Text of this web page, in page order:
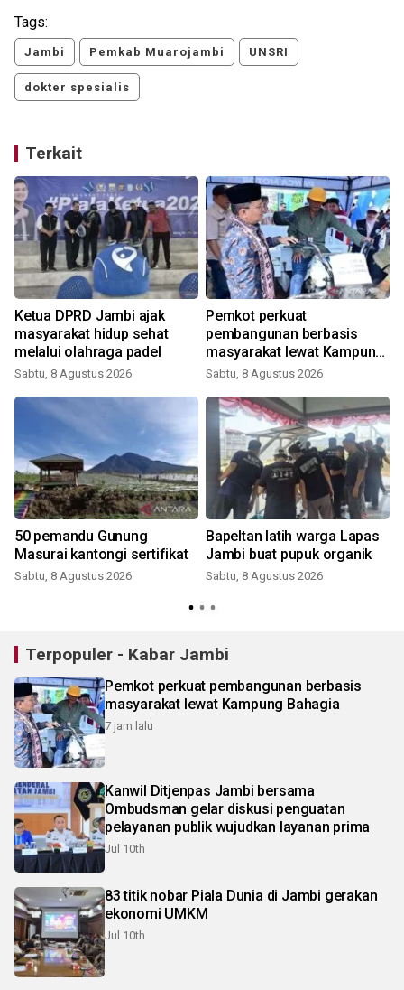
Tags:
Jambi Pemkab Muarojambi UNSRI
dokter spesialis
Terkait
Ketua DPRD Jambi ajak
masyarakat hidup sehat
melalui olahraga padel
Sabtu, 8 Agustus 2026
Pemkot perkuat
pembangunan berbasis
masyarakat lewat Kampung
Bahagia
Sabtu, 8 Agustus 2026
50 pemandu Gunung
Masurai kantongi sertifikat
Sabtu, 8 Agustus 2026
Bapeltan latih warga Lapas
Jambi buat pupuk organik
Sabtu, 8 Agustus 2026
Terpopuler - Kabar Jambi
Pemkot perkuat pembangunan berbasis
masyarakat lewat Kampung Bahagia
7 jam lalu
Kanwil Ditjenpas Jambi bersama
Ombudsman gelar diskusi penguatan
pelayanan publik wujudkan layanan prima
Jul 10th
83 titik nobar Piala Dunia di Jambi gerakan
ekonomi UMKM
Jul 10th